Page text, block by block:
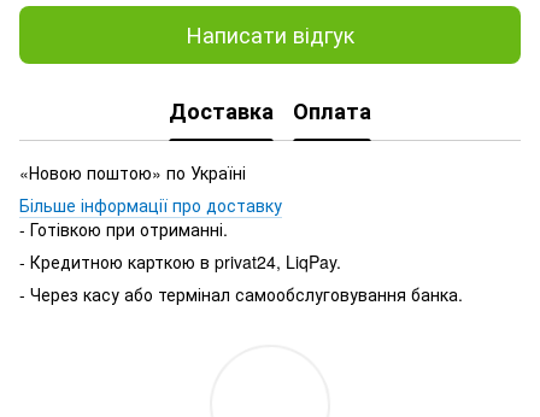
Написати відгук
Доставка Оплата
«Новою поштою» по Україні
Більше інформації про доставку
- Готівкою при отриманні.
- Кредитною карткою в privat24, LiqPay.
- Через касу або термінал самообслуговування банка.